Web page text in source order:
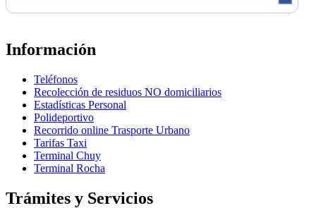
Información
Teléfonos
Recolección de residuos NO domiciliarios
Estadísticas Personal
Polideportivo
Recorrido online Trasporte Urbano
Tarifas Taxi
Terminal Chuy
Terminal Rocha
Trámites y Servicios